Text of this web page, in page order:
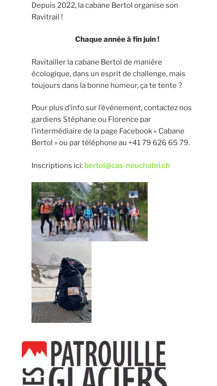
Depuis 2022, la cabane Bertol organise son
Ravitrail !
Chaque année à fin juin !
Ravitailler la cabane Bertol de manière
écologique, dans un esprit de challenge, mais
toujours dans la bonne humeur, ça te tente ?
Pour plus d’info sur l’événement, contactez nos
gardiens Stéphane ou Florence par
l’intermédiaire de la page Facebook « Cabane
Bertol » ou par téléphone au +41 79 626 65 79.
Inscriptions ici: bertol@cas-neuchatel.ch